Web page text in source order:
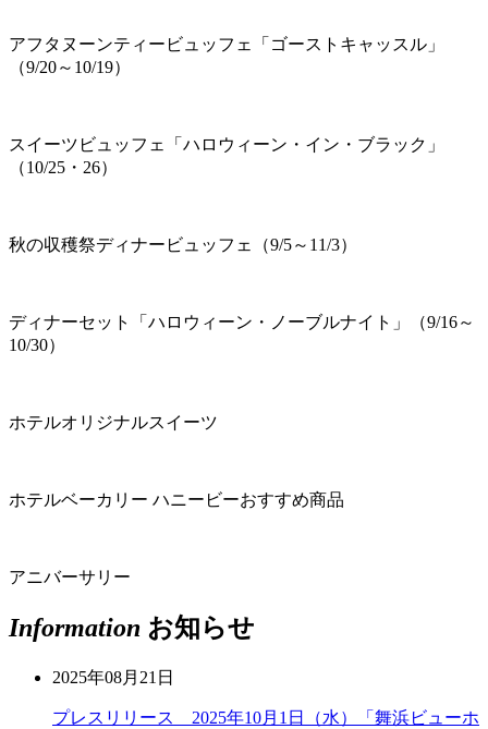
アフタヌーンティービュッフェ「ゴーストキャッスル」
（9/20～10/19）
スイーツビュッフェ「ハロウィーン・イン・ブラック」
（10/25・26）
秋の収穫祭ディナービュッフェ（9/5～11/3）
ディナーセット「ハロウィーン・ノーブルナイト」（9/16～
10/30）
ホテルオリジナルスイーツ
ホテルベーカリー ハニービーおすすめ商品
アニバーサリー
Information お知らせ
2025年08月21日
プレスリリース 2025年10月1日（水）「舞浜ビューホ